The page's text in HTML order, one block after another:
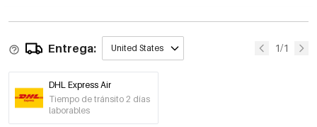
Entrega: United States 1/1
DHL Express Air
Tiempo de tránsito 2 días
laborables